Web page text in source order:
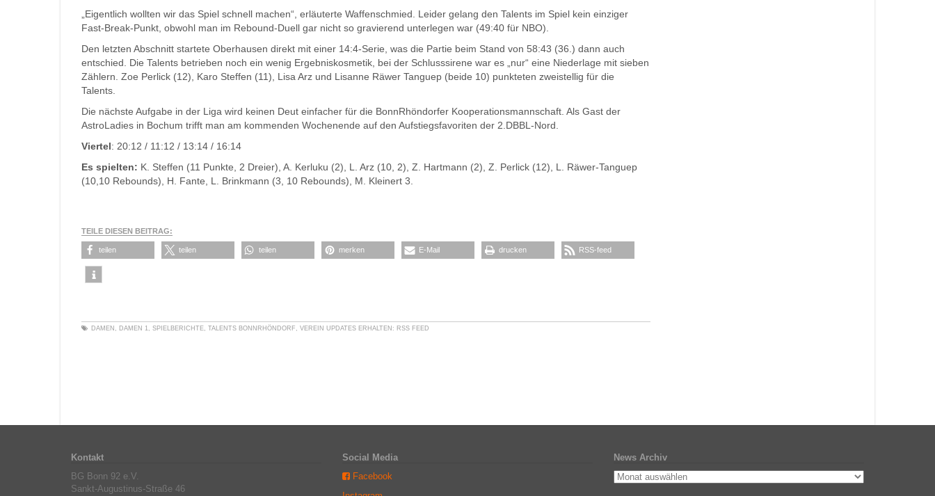
„Eigentlich wollten wir das Spiel schnell machen“, erläuterte Waffenschmied. Leider gelang den Talents im Spiel kein einziger
Fast-Break-Punkt, obwohl man im Rebound-Duell gar nicht so gravierend unterlegen war (49:40 für NBO).
Den letzten Abschnitt startete Oberhausen direkt mit einer 14:4-Serie, was die Partie beim Stand von 58:43 (36.) dann auch
entschied. Die Talents betrieben noch ein wenig Ergebniskosmetik, bei der Schlusssirene war es „nur“ eine Niederlage mit sieben
Zählern. Zoe Perlick (12), Karo Steffen (11), Lisa Arz und Lisanne Räwer Tanguep (beide 10) punkteten zweistellig für die
Talents.
Die nächste Aufgabe in der Liga wird keinen Deut einfacher für die BonnRhöndorfer Kooperationsmannschaft. Als Gast der
AstroLadies in Bochum trifft man am kommenden Wochenende auf den Aufstiegsfavoriten der 2.DBBL-Nord.
Viertel: 20:12 / 11:12 / 13:14 / 16:14
Es spielten: K. Steffen (11 Punkte, 2 Dreier), A. Kerluku (2), L. Arz (10, 2), Z. Hartmann (2), Z. Perlick (12), L. Räwer-Tanguep
(10,10 Rebounds), H. Fante, L. Brinkmann (3, 10 Rebounds), M. Kleinert 3.
TEILE DIESEN BEITRAG:
teilen teilen teilen merken E-Mail drucken RSS-feed
DAMEN , DAMEN 1, SPIELBERICHTE, TALENTS BONNRHÖNDORF , VEREIN UPDATES ERHALTEN: RSS FEED
Kontakt
BG Bonn 92 e.V.
Sankt-Augustinus-Straße 46
Social Media
Facebook
News Archiv